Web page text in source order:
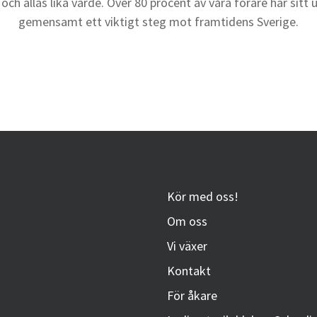
gemensamt ett viktigt steg mot framtidens Sverige.
Kör med oss!
Om oss
Vi växer
Kontakt
För åkare